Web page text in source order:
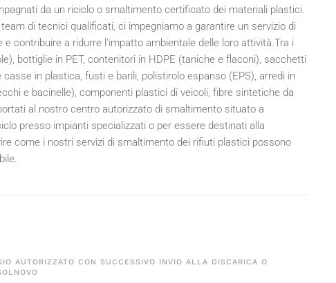
da un riciclo o smaltimento certificato dei materiali plastici.
di tecnici qualificati, ci impegniamo a garantire un servizio di
contribuire a ridurre l'impatto ambientale delle loro attività.Tra i
bottiglie in PET, contenitori in HDPE (taniche e flaconi), sacchetti
in plastica, fusti e barili, polistirolo espanso (EPS), arredi in
e bacinelle), componenti plastici di veicoli, fibre sintetiche da
al nostro centro autorizzato di smaltimento situato a
presso impianti specializzati o per essere destinati alla
come i nostri servizi di smaltimento dei rifiuti plastici possono
AUTORIZZATO CON SUCCESSIVO INVIO ALLA DISCARICA O